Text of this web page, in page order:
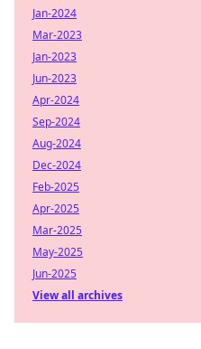
Jan-2024
Mar-2023
Jan-2023
Jun-2023
Apr-2024
Sep-2024
Aug-2024
Dec-2024
Feb-2025
Apr-2025
Mar-2025
May-2025
Jun-2025
View all archives